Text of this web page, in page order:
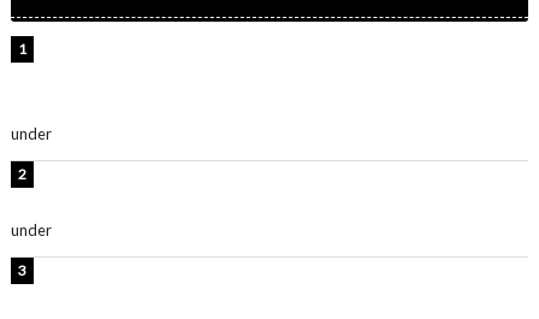
under
under